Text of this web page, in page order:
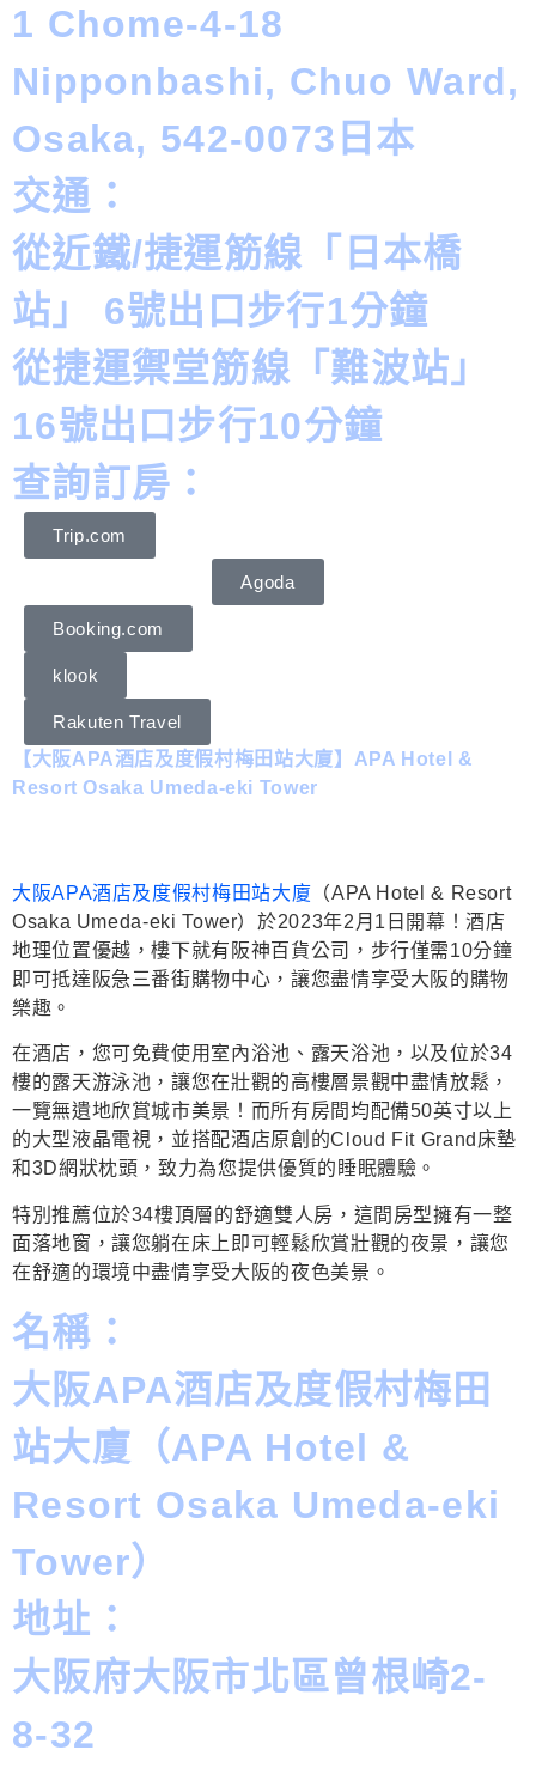
1 Chome-4-18
Nipponbashi, Chuo Ward,
Osaka, 542-0073日本
交通：
從近鐵/捷運筋線「日本橋
站」 6號出口步行1分鐘
從捷運禦堂筋線「難波站」
16號出口步行10分鐘
查詢訂房：
Trip.com
Agoda
Booking.com
klook
Rakuten Travel
【大阪APA酒店及度假村梅田站大廈】APA Hotel &
Resort Osaka Umeda-eki Tower
大阪APA酒店及度假村梅田站大廈 （APA Hotel & Resort
Osaka Umeda-eki Tower）於2023年2月1日開幕！酒店
地理位置優越，樓下就有阪神百貨公司，步行僅需10分鐘
即可抵達阪急三番街購物中心，讓您盡情享受大阪的購物
樂趣。
在酒店，您可免費使用室內浴池、露天浴池，以及位於34
樓的露天游泳池，讓您在壯觀的高樓層景觀中盡情放鬆，
一覽無遺地欣賞城市美景！而所有房間均配備50英寸以上
的大型液晶電視，並搭配酒店原創的Cloud Fit Grand床墊
和3D網狀枕頭，致力為您提供優質的睡眠體驗。
特別推薦位於34樓頂層的舒適雙人房，這間房型擁有一整
面落地窗，讓您躺在床上即可輕鬆欣賞壯觀的夜景，讓您
在舒適的環境中盡情享受大阪的夜色美景。
名稱：
大阪APA酒店及度假村梅田
站大廈（APA Hotel &
Resort Osaka Umeda-eki
Tower）
地址：
大阪府大阪市北區曾根崎2-
8-32